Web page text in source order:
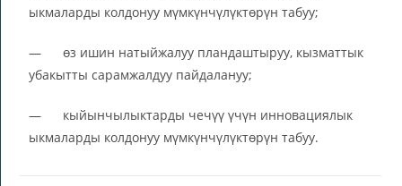
ыкмаларды колдонуу мүмкүнчүлүктөрүн табуу;
— өз ишин натыйжалуу пландаштыруу, кызматтык
убакытты сарамжалдуу пайдалануу;
— кыйынчылыктарды чечүү үчүн инновациялык
ыкмаларды колдонуу мүмкүнчүлүктөрүн табуу.